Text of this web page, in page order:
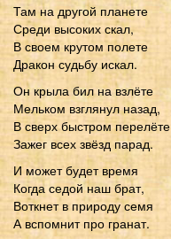
Там на другой планете
Среди высоких скал,
В своем крутом полете
Дракон судьбу искал.
Он крыла бил на взлёте
Мельком взглянул назад,
В сверх быстром перелёте
Зажег всех звёзд парад.
И может будет время
Когда седой наш брат,
Воткнет в природу семя
А вспомнит про гранат.